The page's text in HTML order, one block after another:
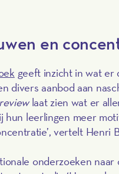
en
geeft inzicht in wat er
divers aanbod aan
laat zien wat er
hun leerlingen meer
vertelt Henri
onderzoeken